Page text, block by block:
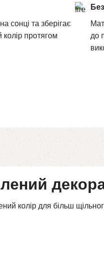
сонці та зберігає
протягом
до
колір для більш